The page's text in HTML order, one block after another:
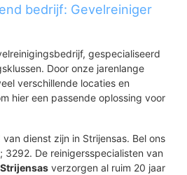
bedrijf: Gevelreiniger
gespecialiseerd
Door onze jarenlange
verschillende locaties en
hier een passende oplossing voor
dienst zijn in Strijensas. Bel ons
3292. De reinigersspecialisten van
verzorgen al ruim 20 jaar